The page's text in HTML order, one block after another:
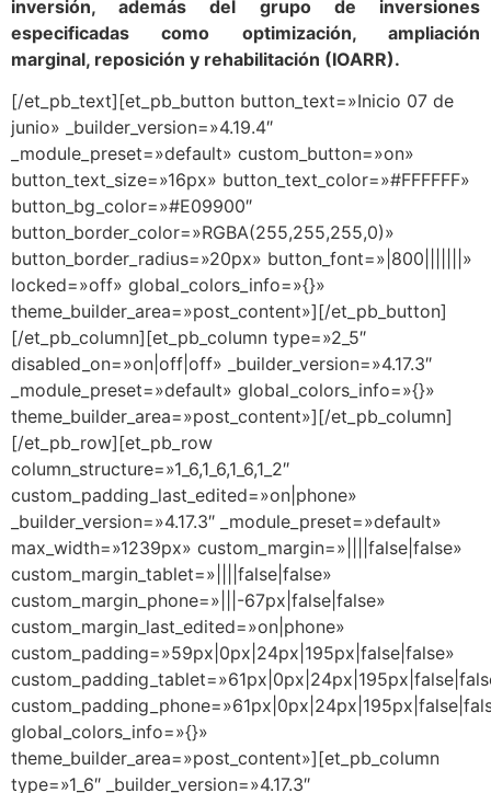
inversión, además del grupo de inversiones
especificadas como optimización, ampliación
marginal, reposición y rehabilitación (IOARR).
[/et_pb_text][et_pb_button button_text=»Inicio 07 de
junio» _builder_version=»4.19.4″
_module_preset=»default» custom_button=»on»
button_text_size=»16px» button_text_color=»#FFFFFF»
button_bg_color=»#E09900″
button_border_color=»RGBA(255,255,255,0)»
button_border_radius=»20px» button_font=»|800|||||||»
locked=»off» global_colors_info=»{}»
theme_builder_area=»post_content»][/et_pb_button]
[/et_pb_column][et_pb_column type=»2_5″
disabled_on=»on|off|off» _builder_version=»4.17.3″
_module_preset=»default» global_colors_info=»{}»
theme_builder_area=»post_content»][/et_pb_column]
[/et_pb_row][et_pb_row
column_structure=»1_6,1_6,1_6,1_2″
custom_padding_last_edited=»on|phone»
_builder_version=»4.17.3″ _module_preset=»default»
max_width=»1239px» custom_margin=»||||false|false»
custom_margin_tablet=»||||false|false»
custom_margin_phone=»|||-67px|false|false»
custom_margin_last_edited=»on|phone»
custom_padding=»59px|0px|24px|195px|false|false»
global_colors_info=»{}»
theme_builder_area=»post_content»][et_pb_column
type=»1_6″ _builder_version=»4.17.3″